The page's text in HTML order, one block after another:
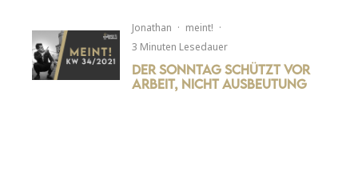
Jonathan · meint! ·
3 Minuten Lesedauer
Der Sonntag schützt vor
Arbeit, nicht Ausbeutung